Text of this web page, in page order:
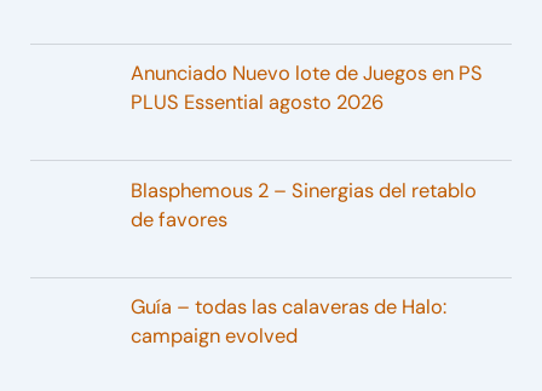
Anunciado Nuevo lote de Juegos en PS
PLUS Essential agosto 2026
Blasphemous 2 – Sinergias del retablo
de favores
Guía – todas las calaveras de Halo:
campaign evolved